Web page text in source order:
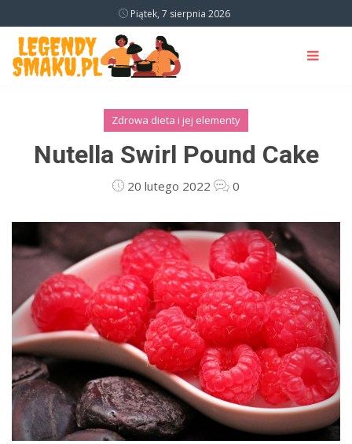
Piątek, 7 sierpnia 2026
Zdrowa dieta i jej elementy
Nutella Swirl Pound Cake
20 lutego 2022 0